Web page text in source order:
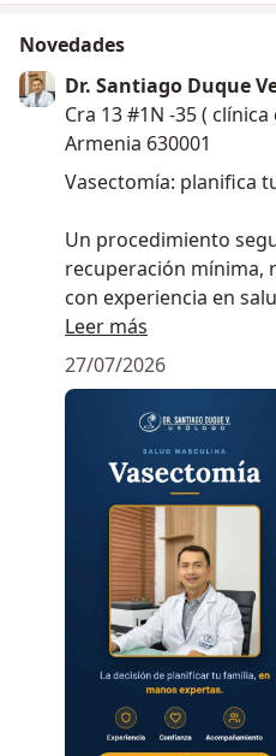
Novedades
Dr. Santiago Duque
Cra 13 #1N -35 (
Armenia 630001
Vasectomía: planifica
Un procedimiento
recuperación mínima,
con experiencia en
la decisión de no tener
indicado, acompañado
confianza.
Agenda tu cita con el
Leer más
27/07/2026